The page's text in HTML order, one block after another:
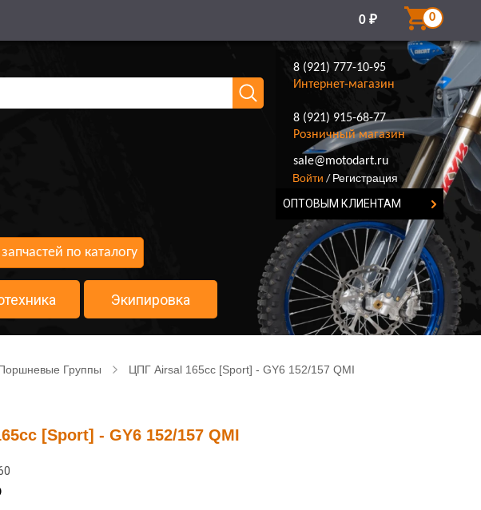
0 ₽ 0
8 (921) 777-10-95
Интернет-магазин
8 (921) 915-68-77
Розничный магазин
8 (921) 777-10-95
sale@motodart.ru
Войти / Регистрация
ОПТОВЫМ КЛИЕНТАМ
по каталогу
Экипировка
Группы ЦПГ Airsal 165cc [Sport] - GY6 152/157 QMI
[Sport] - GY6 152/157 QMI